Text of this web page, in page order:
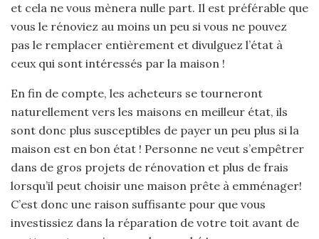
et cela ne vous mènera nulle part. Il est préférable que
vous le rénoviez au moins un peu si vous ne pouvez
pas le remplacer entièrement et divulguez l’état à
ceux qui sont intéressés par la maison !
En fin de compte, les acheteurs se tourneront
naturellement vers les maisons en meilleur état, ils
sont donc plus susceptibles de payer un peu plus si la
maison est en bon état ! Personne ne veut s’empêtrer
dans de gros projets de rénovation et plus de frais
lorsqu’il peut choisir une maison prête à emménager!
C’est donc une raison suffisante pour que vous
investissiez dans la réparation de votre toit avant de